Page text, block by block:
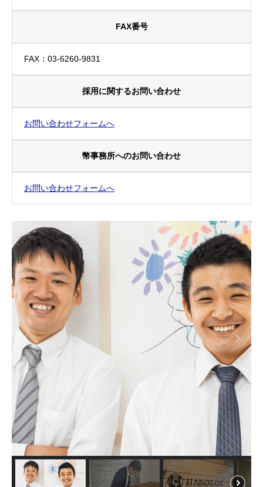
FAX番号
FAX：03-6260-9831
採用に関するお問い合わせ
お問い合わせフォームへ
幣事務所へのお問い合わせ
お問い合わせフォームへ